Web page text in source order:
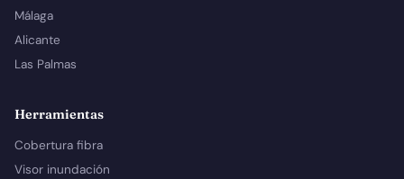
Málaga
Alicante
Las Palmas
Herramientas
Cobertura fibra
Visor inundación